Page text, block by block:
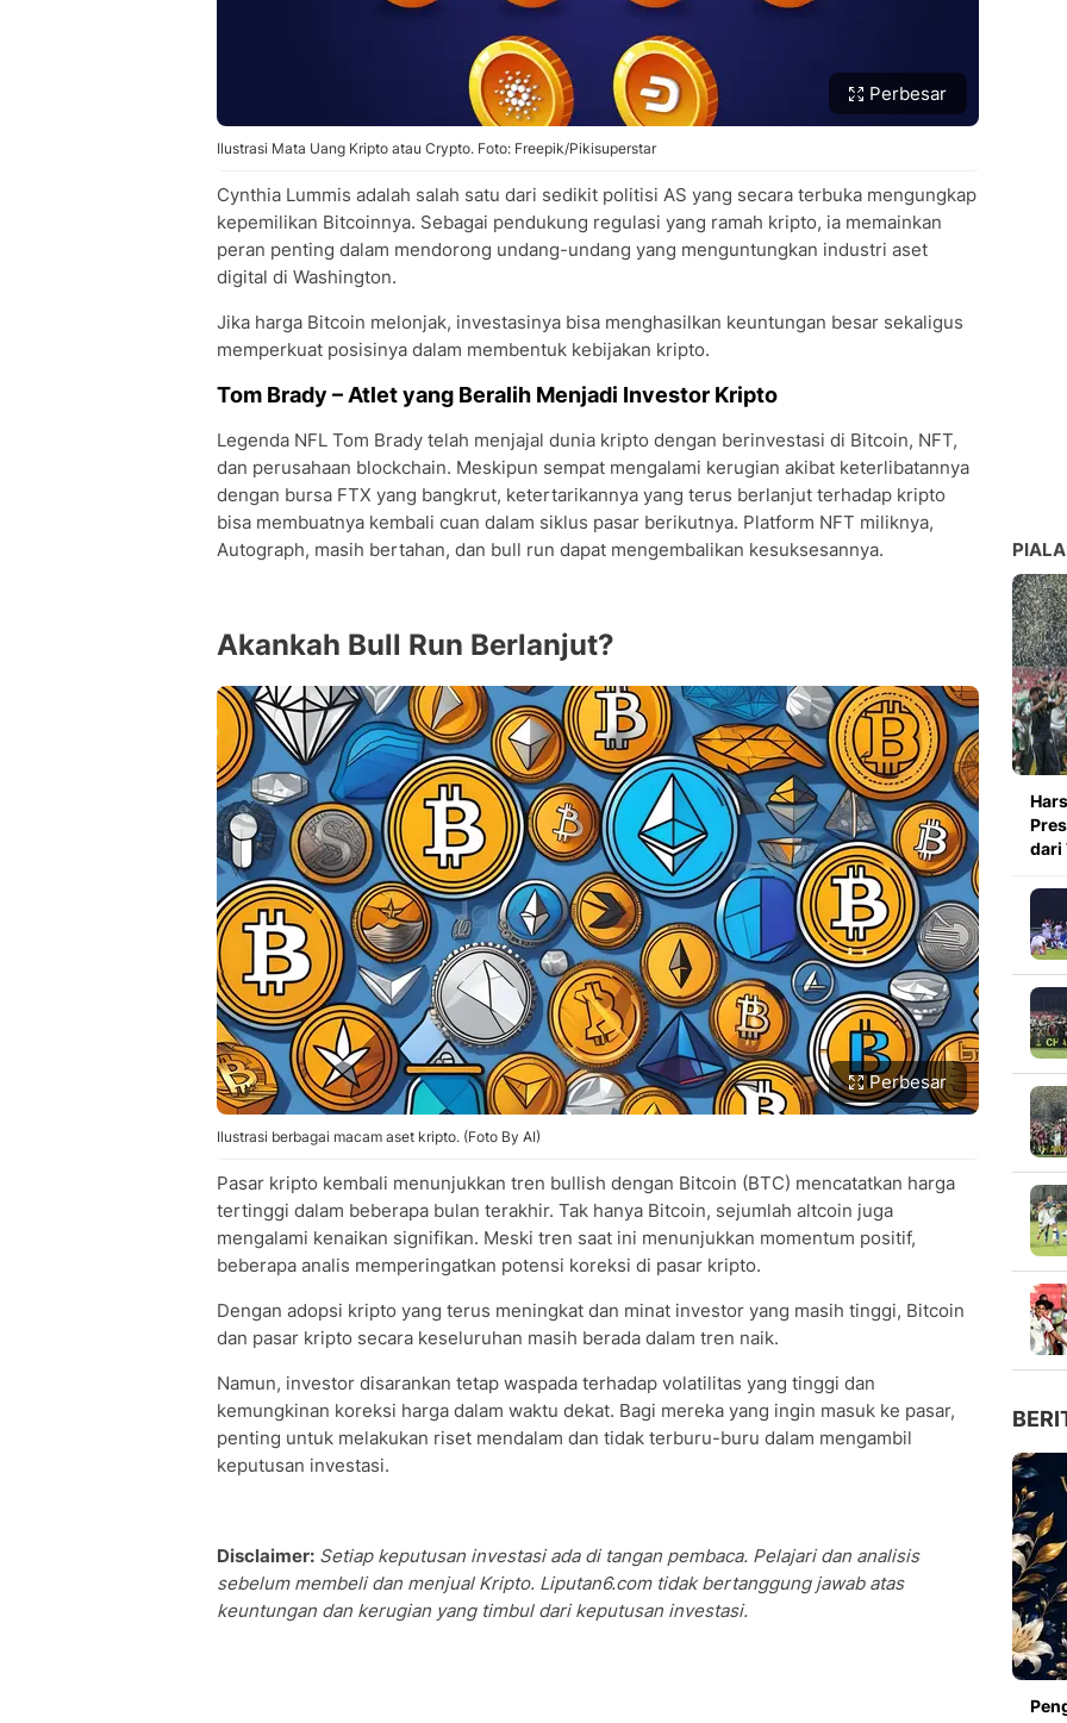
Perbesar
Ilustrasi Mata Uang Kripto atau Crypto. Foto: Freepik/Pikisuperstar
Cynthia Lummis adalah salah satu dari sedikit politisi AS yang secara terbuka mengungkap
kepemilikan Bitcoinnya. Sebagai pendukung regulasi yang ramah kripto, ia memainkan
peran penting dalam mendorong undang-undang yang menguntungkan industri aset
digital di Washington.
Jika harga Bitcoin melonjak, investasinya bisa menghasilkan keuntungan besar sekaligus
memperkuat posisinya dalam membentuk kebijakan kripto.
Tom Brady – Atlet yang Beralih Menjadi Investor Kripto
Legenda NFL Tom Brady telah menjajal dunia kripto dengan berinvestasi di Bitcoin, NFT,
dan perusahaan blockchain. Meskipun sempat mengalami kerugian akibat keterlibatannya
dengan bursa FTX yang bangkrut, ketertarikannya yang terus berlanjut terhadap kripto
bisa membuatnya kembali cuan dalam siklus pasar berikutnya. Platform NFT miliknya,
Autograph, masih bertahan, dan bull run dapat mengembalikan kesuksesannya.
Akankah Bull Run Berlanjut?
Perbesar
Ilustrasi berbagai macam aset kripto. (Foto By AI)
Pasar kripto kembali menunjukkan tren bullish dengan Bitcoin (BTC) mencatatkan harga
tertinggi dalam beberapa bulan terakhir. Tak hanya Bitcoin, sejumlah altcoin juga
mengalami kenaikan signifikan. Meski tren saat ini menunjukkan momentum positif,
beberapa analis memperingatkan potensi koreksi di pasar kripto.
Dengan adopsi kripto yang terus meningkat dan minat investor yang masih tinggi, Bitcoin
dan pasar kripto secara keseluruhan masih berada dalam tren naik.
Namun, investor disarankan tetap waspada terhadap volatilitas yang tinggi dan
kemungkinan koreksi harga dalam waktu dekat. Bagi mereka yang ingin masuk ke pasar,
penting untuk melakukan riset mendalam dan tidak terburu-buru dalam mengambil
keputusan investasi.
Disclaimer: Setiap keputusan investasi ada di tangan pembaca. Pelajari dan analisis
sebelum membeli dan menjual Kripto. Liputan6.com tidak bertanggung jawab atas
keuntungan dan kerugian yang timbul dari keputusan investasi.
dari